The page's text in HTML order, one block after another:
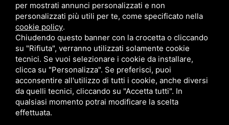
Via Giolitti, 5 - 20025 - Legnano
+39 0331 1542871
+39 334 1291872
info@antoniosartori.com
Whatsapp
per mostrati annunci personalizzati e non
personalizzati più utili per te, come specificato nella
cookie policy.
Chiudendo questo banner con la crocetta o cliccando
su "Rifiuta", verranno utilizzati solamente cookie
tecnici. Se vuoi selezionare i cookie da installare,
clicca su "Personalizza". Se preferisci, puoi
acconsentire all'utilizzo di tutti i cookie, anche diversi
da quelli tecnici, cliccando su "Accetta tutti". In
qualsiasi momento potrai modificare la scelta
effettuata.